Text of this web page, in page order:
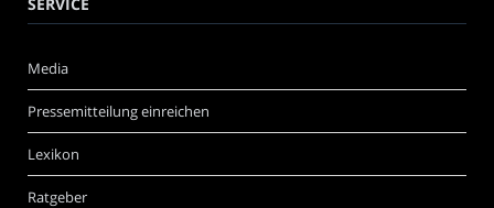
Media
Pressemitteilung einreichen
Lexikon
Ratgeber